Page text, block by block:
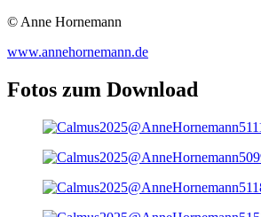
© Anne Hornemann
www.annehornemann.de
Fotos zum Download